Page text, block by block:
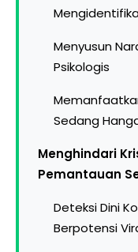
Menyusun
Psikologis
Sedang
Menghindari
Pemantauan
Deteksi Dini
Berpotensi